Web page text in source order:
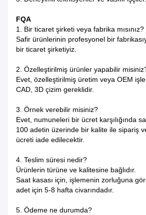
FQA
1. Bir ticaret şirketi veya fabrika mısınız?
Safir ürünlerinin profesyonel bir
bir ticaret şirketiyiz.
2. Özelleştirilmiş ürünler yapabilir
Evet, özelleştirilmiş üretim veya OEM
CAD, 3D çizim gereklidir.
3. Örnek verebilir misiniz?
Evet, numuneleri bir ücret karşılığında
100 adetin üzerinde bir kalite ile sipariş
ücreti iade edilecektir.
4. Teslim süresi nedir?
Ürünlerin türüne ve kalitesine bağlıdır.
Saat kasası için, işlemenin zorluğuna
adet için 5-8 hafta civarındadır.
5. Ödeme ne durumda?